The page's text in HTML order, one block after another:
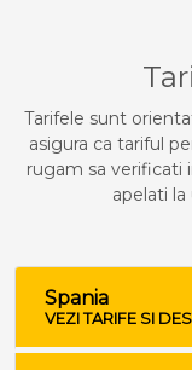
Tarifele sunt
asigura ca tariful
rugam sa verificati
apelati la
Spania
VEZI TARIFE SI